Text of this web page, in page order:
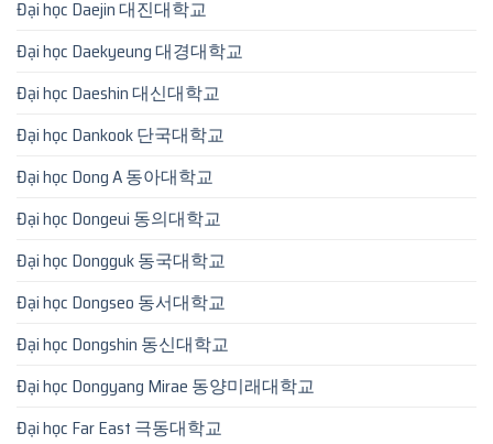
Đại học Daejin 대진대학교
Đại học Daekyeung 대경대학교
Đại học Daeshin 대신대학교
Đại học Dankook 단국대학교
Đại học Dong A 동아대학교
Đại học Dongeui 동의대학교
Đại học Dongguk 동국대학교
Đại học Dongseo 동서대학교
Đại học Dongshin 동신대학교
Đại học Dongyang Mirae 동양미래대학교
Đại học Far East 극동대학교